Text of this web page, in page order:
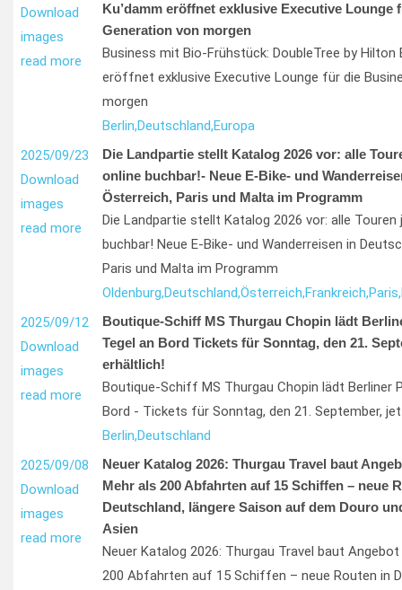
Download
images
read more
Ku’damm eröffnet exklusive Executive Lounge
Generation von morgen
Business mit Bio-Frühstück: DoubleTree by Hilton
eröffnet exklusive Executive Lounge für die
morgen
Berlin,Deutschland,Europa
2025/09/23
Download
images
read more
Die Landpartie stellt Katalog 2026 vor: alle
online buchbar!- Neue E-Bike- und
Österreich, Paris und Malta im Programm
Die Landpartie stellt Katalog 2026 vor: alle
buchbar! Neue E-Bike- und Wanderreisen in
Paris und Malta im Programm
Oldenburg,Deutschland,Österreich,Frankreich,Paris,
2025/09/12
Download
images
read more
Boutique-Schiff MS Thurgau Chopin lädt
Tegel an Bord Tickets für Sonntag, den 21.
erhältlich!
Boutique-Schiff MS Thurgau Chopin lädt Berliner
Bord - Tickets für Sonntag, den 21. September,
Berlin,Deutschland
2025/09/08
Download
images
read more
Neuer Katalog 2026: Thurgau Travel baut
Mehr als 200 Abfahrten auf 15 Schiffen – neue
Deutschland, längere Saison auf dem Douro
Asien
Neuer Katalog 2026: Thurgau Travel baut
200 Abfahrten auf 15 Schiffen – neue Routen in